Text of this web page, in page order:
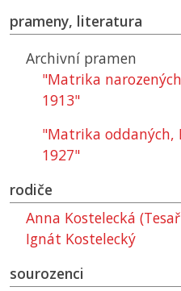
prameny, literatura
Archivní pramen
"Matrika
1913"
"Matrika oddaných,
1927"
rodiče
Anna Kostelecká
Ignát Kostelecký
sourozenci